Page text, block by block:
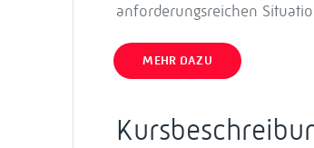
anforderungsreichen
MEHR DAZU